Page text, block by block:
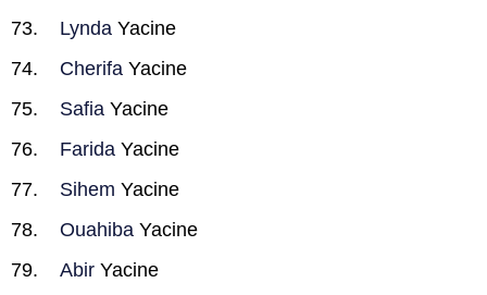
Lynda Yacine
Cherifa Yacine
Safia Yacine
Farida Yacine
Sihem Yacine
Ouahiba Yacine
Abir Yacine